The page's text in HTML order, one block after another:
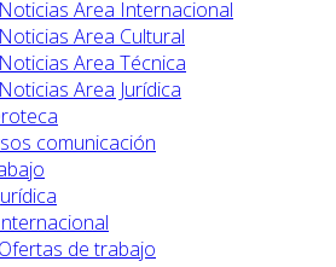
Noticias Area Internacional
Noticias Area Cultural
Noticias Area Técnica
Noticias Area Jurídica
comunicación
Ofertas de trabajo